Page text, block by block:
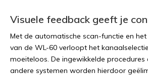
Visuele feedback geeft je
Met de automatische scan-functie en
van de WL-60 verloopt het
moeiteloos. De ingewikkelde procedures
andere systemen worden hierdoor